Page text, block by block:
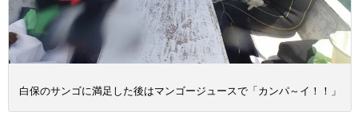
白保のサンゴに満足した後はマンゴージュースで「カンパ～イ！！」